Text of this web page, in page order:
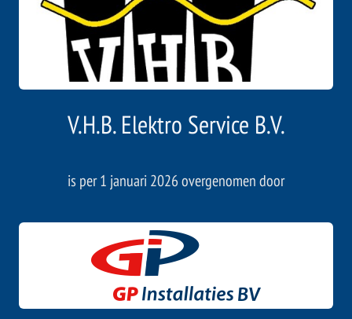
V.H.B. Elektro Service B.V.
is per 1 januari 2026 overgenomen door